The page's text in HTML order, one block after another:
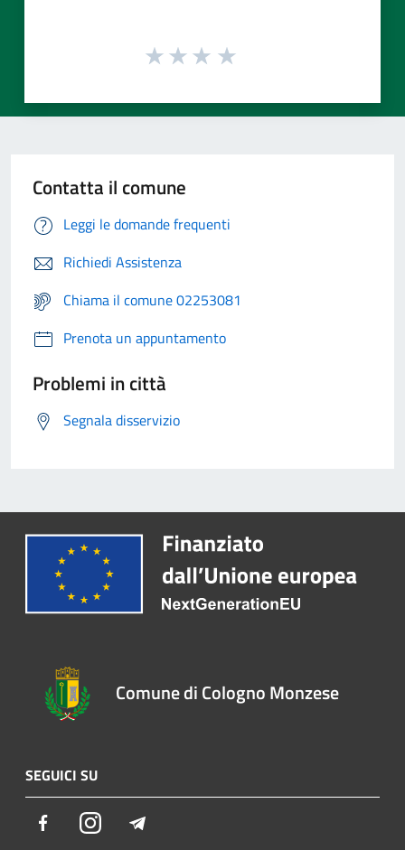
Contatta il comune
Leggi le domande frequenti
Richiedi Assistenza
Chiama il comune 02253081
Prenota un appuntamento
Problemi in città
Segnala disservizio
Comune di Cologno Monzese
SEGUICI SU
FacebookInstagram